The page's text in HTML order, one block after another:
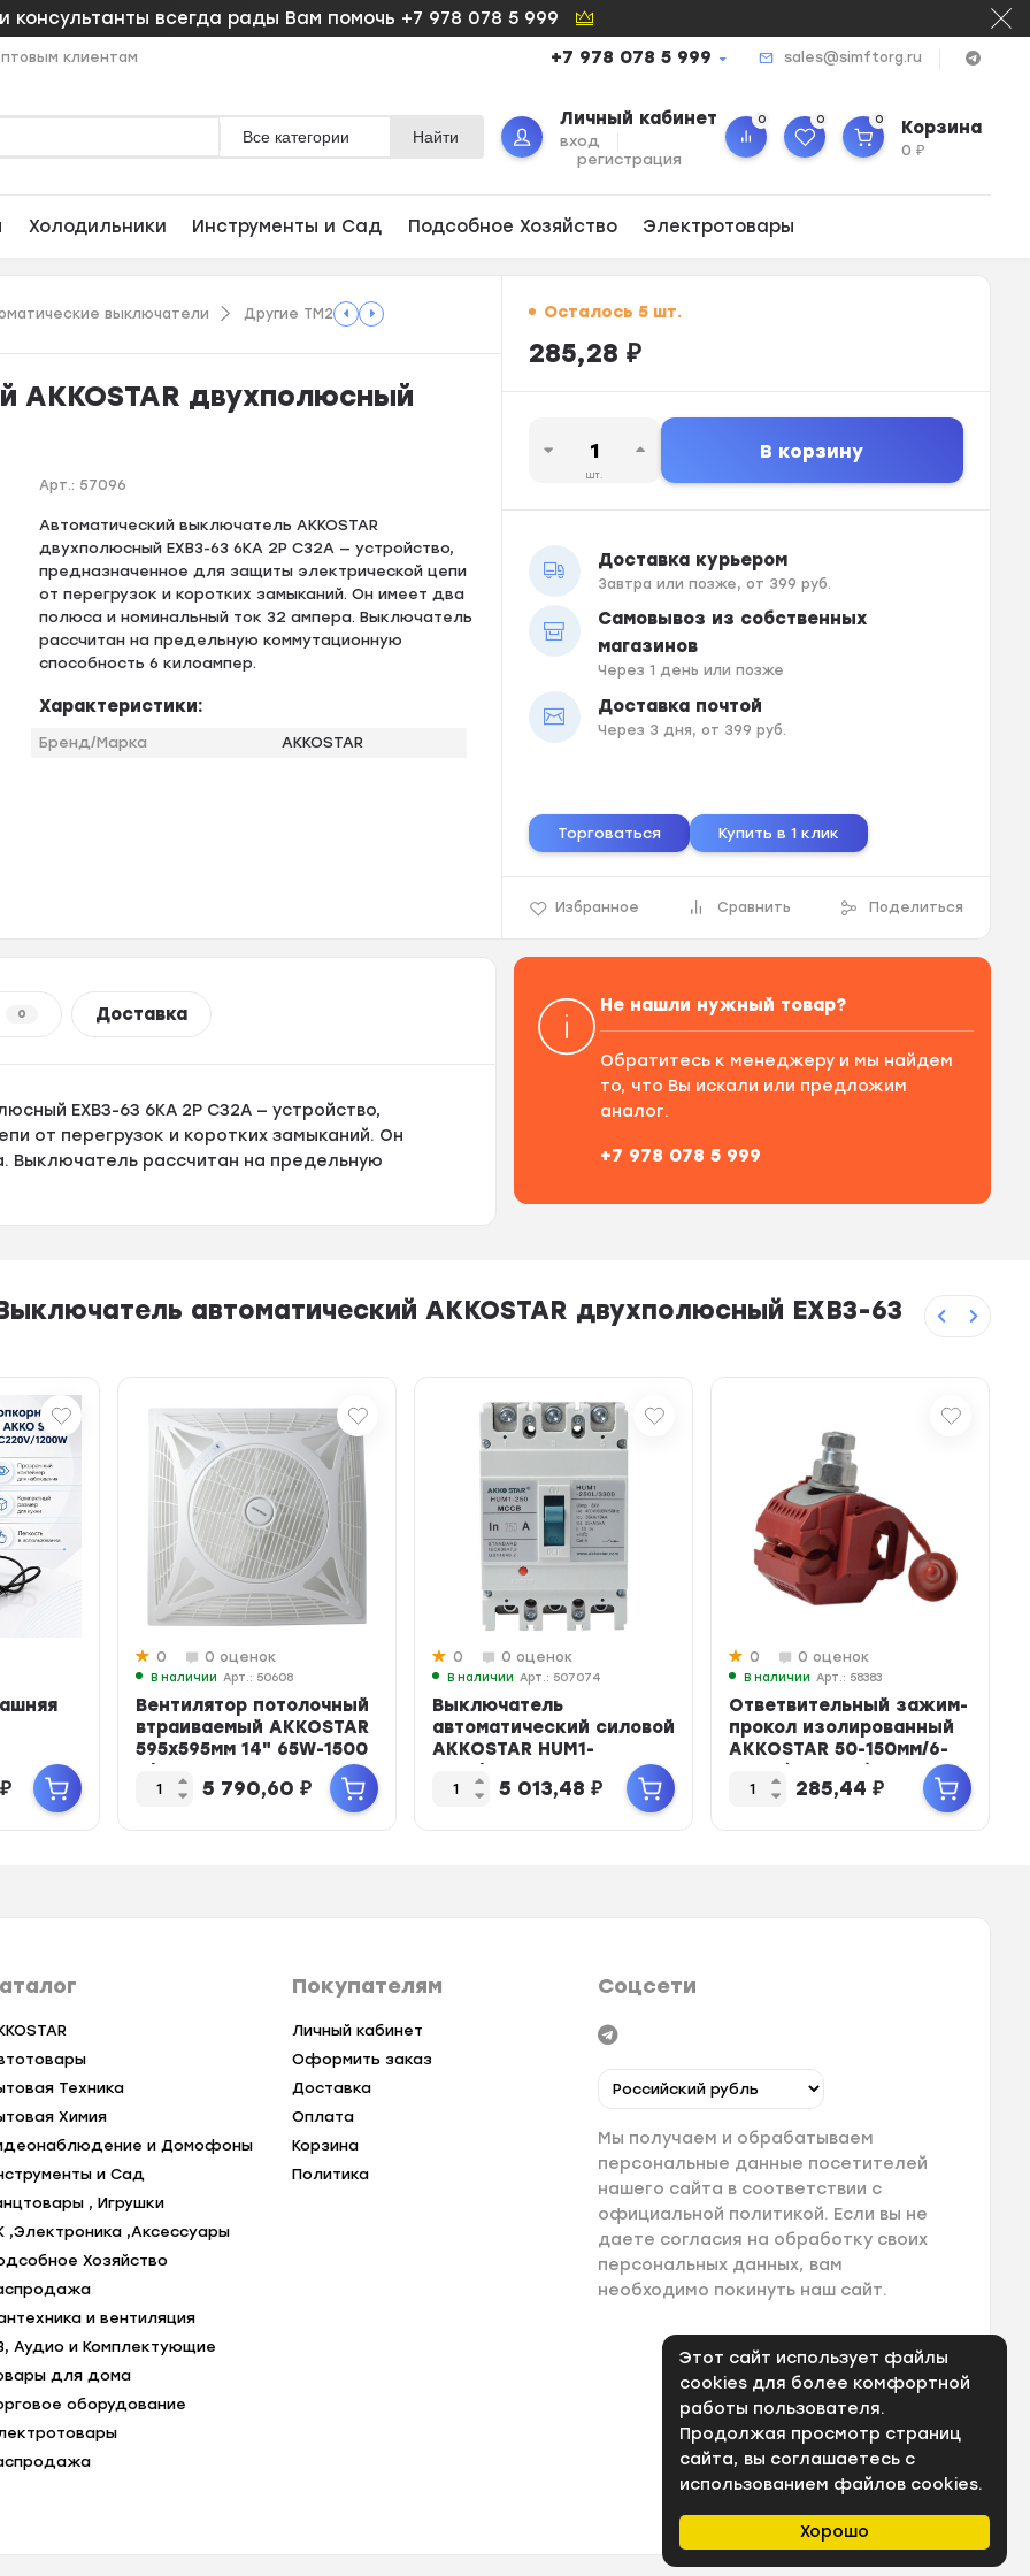
Хорошо
Этот сайт использует файлы
cookies для более комфортной
работы пользователя.
Продолжая просмотр страниц
сайта, вы соглашаетесь с
использованием файлов cookies.
консультанты всегда рады Вам помочь +7 978 078 5 999
клиентам +7 978 078 5 999 sales@simftorg.ru
Все категории Найти
Личный кабинет
вход
регистрация
0 0 0 Корзина
0₽
Холодильники Инструменты и Сад Подсобное Хозяйство Электротовары
выключатели Другие ТМ2
AKKOSTAR двухполюсный
Арт.: 57096
Автоматический выключатель AKKOSTAR
двухполюсный EXB3-63 6KA 2P C32A — устройство,
предназначенное для защиты электрической цепи
от перегрузок и коротких замыканий. Он имеет два
полюса и номинальный ток 32 ампера. Выключатель
рассчитан на предельную коммутационную
способность 6 килоампер.
Характеристики:
Бренд/Марка AKKOSTAR
Осталось 5 шт.
285,28 ₽
шт.
В корзину
Доставка курьером
Завтра или позже, от 399 руб.
Самовывоз из собственных
магазинов
Через 1 день или позже
Доставка почтой
Через 3 дня, от 399 руб.
Избранное Сравнить Поделиться
Торговаться Купить в 1 клик
0 Доставка
EXB3-63 6KA 2P C32A — устройство,
от перегрузок и коротких замыканий. Он
Выключатель рассчитан на предельную
Не нашли нужный товар?
Обратитесь к менеджеру и мы найдем
то, что Вы искали или предложим
аналог.
+7 978 078 5 999
автоматический AKKOSTAR двухполюсный EXB3-63
₽
0 0 оценок
В наличии Арт.: 50608
Вентилятор потолочный
втраиваемый AKKOSTAR
595x595мм 14" 65W-1500
5 790,60 ₽
0 0 оценок
В наличии Арт.: 507074
Выключатель
автоматический силовой
AKKOSTAR HUM1-
5 013,48 ₽
0 0 оценок
В наличии Арт.: 58383
Ответвительный зажим-
прокол изолированный
AKKOSTAR 50-150мм/6-
285,44 ₽
Техника
Химия
и Домофоны
и Сад
, Игрушки
,Электроника ,Аксессуары
Хозяйство
и вентиляция
Аудио и Комплектующие
для дома
оборудование
Покупателям
Личный кабинет
Оформить заказ
Доставка
Оплата
Корзина
Политика
Соцсети
Мы получаем и обрабатываем
персональные данные посетителей
нашего сайта в соответствии с
официальной политикой. Если вы не
даете согласия на обработку своих
персональных данных, вам
необходимо покинуть наш сайт.